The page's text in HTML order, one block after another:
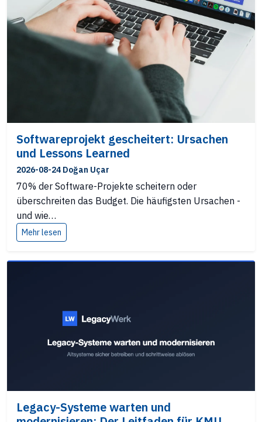
Softwareprojekt gescheitert: Ursachen
und Lessons Learned
2026-08-24 Doğan Uçar
70% der Software-Projekte scheitern oder
überschreiten das Budget. Die häufigsten Ursachen -
und wie…
Mehr lesen
Legacy-Systeme warten und